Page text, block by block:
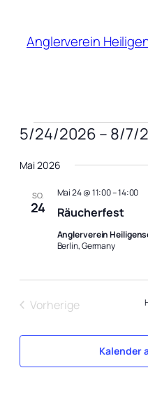
Anglerverein
5/24/2026 – 8/7/
wählen.
Mai 2026
SO.
24 Räucherfest
Mai 24 @ 11:00–14:00
Anglerverein
Berlin, Germany
Vorherige
Kalender